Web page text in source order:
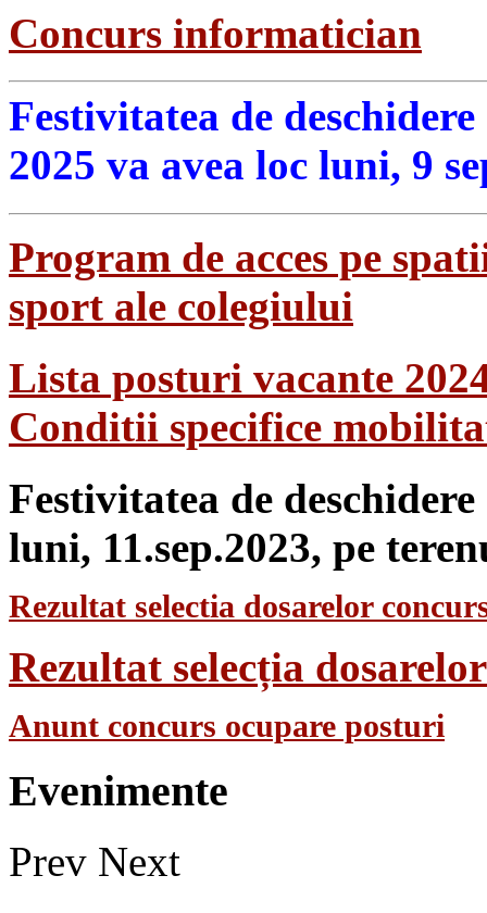
Concurs informatician
Festivitatea de
2025 va avea loc luni, 9
Program de acces pe
sport ale colegiului
Lista posturi vacante
Conditii specifice
Festivitatea de
luni, 11.sep.2023, pe
Rezultat selectia dosarelor
Rezultat selecția
Anunt concurs ocupare posturi
Evenimente
Prev Next